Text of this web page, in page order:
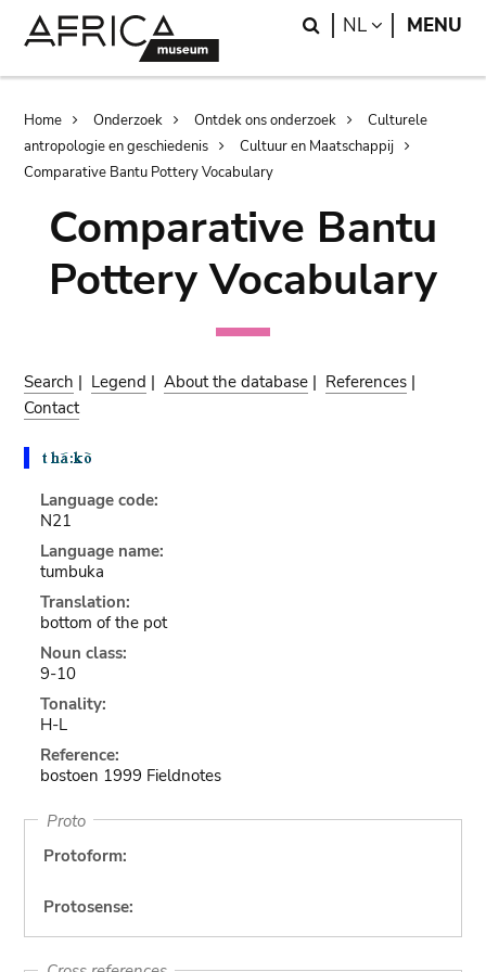
Search
NL LANGUAGE
MENU
Breadcrumb
Home Onderzoek Ontdek ons onderzoek
Culturele
antropologie en geschiedenis
Cultuur en Maatschappij
Comparative Bantu Pottery Vocabulary
Comparative Bantu
Pottery Vocabulary
Search | Legend |About the database | References |
Contact
Language code:
N21
Language name:
tumbuka
Translation:
bottom of the pot
Noun class:
9-10
Tonality:
H-L
Reference:
bostoen 1999 Fieldnotes
Proto
Protoform:
Protosense: